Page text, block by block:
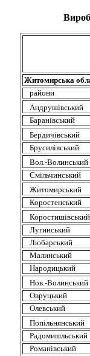
Житомирська
райони
Андрушівський
Баранівський
Бердичівський
Брусилівський
Вол.-Волинський
Ємільчинський
Житомирський
Коростенський
Коростишівський
Лугинський
Любарський
Малинський
Народицький
Нов.-Волинський
Овруцький
Олевський
Попільнянський
Радомишльський
Романівський